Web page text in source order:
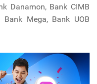
Danamon, Bank CIMB
Mega, Bank UOB